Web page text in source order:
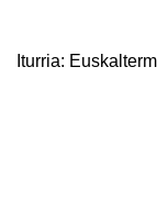
Iturria: Euskalterm